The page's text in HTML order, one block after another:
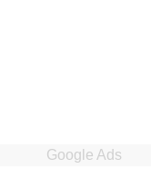
Google Ads